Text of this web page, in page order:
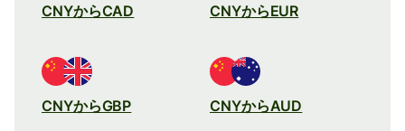
CNYからCAD CNYからEUR
CNYからGBP CNYからAUD